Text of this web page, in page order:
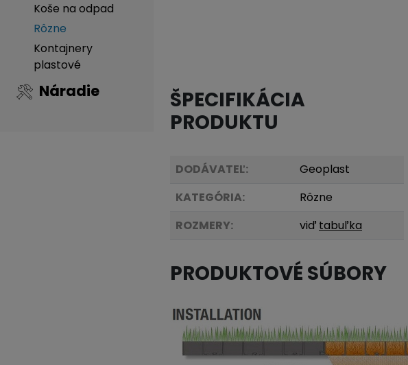
Koše na odpad
Rôzne
Kontajnery
plastové
Náradie
ŠPECIFIKÁCIA
PRODUKTU
DODÁVATEĽ:
Geoplast
KATEGÓRIA:
Rôzne
ROZMERY:
viď tabuľka
PRODUKTOVÉ SÚBORY